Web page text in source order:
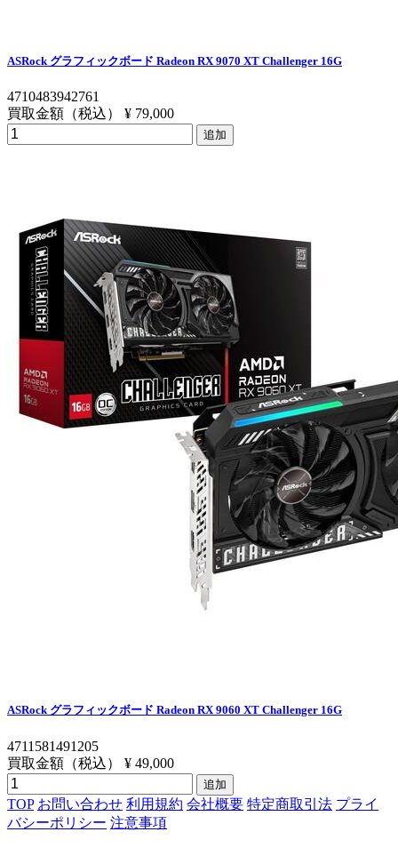
ASRock グラフィックボード Radeon RX 9070 XT Challenger 16G
4710483942761
買取金額（税込）
¥ 79,000
追加
ASRock グラフィックボード Radeon RX 9060 XT Challenger 16G
4711581491205
買取金額（税込）
¥ 49,000
追加
TOP お問い合わせ 利用規約 会社概要 特定商取引法 プライ
バシーポリシー 注意事項